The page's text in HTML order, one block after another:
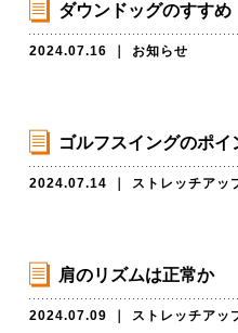
ダウンドッグのすすめ
2024.07.16 お知らせ
ゴルフスイングのポイ
2024.07.14 ストレッチアッ
肩のリズムは正常か
2024.07.09 ストレッチアッ